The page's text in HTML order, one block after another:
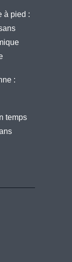
à pied :
:
temps